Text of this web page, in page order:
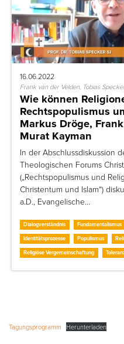
16.06.2022
Frank van der Velden, Tobias
Wie können
Rechtspopulismus
Markus Dröge,
Murat Kayman
In der Abschlussdiskussion
Theologischen Forums
(„Rechtspopulismus und
Christentum und Islam“)
a.D., Evangelische…
Dialogverständnis Fundamentalismus
Identitätsprozesse
Populismus
Religiöse Vergemeinschaftung
Tagungsprogramm Herunterladen